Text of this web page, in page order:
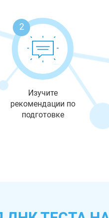
2
Изучите
рекомендации по
подготовке